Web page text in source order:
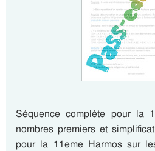
Séquence complète pour la
nombres premiers et
pour la 11eme Harmos sur